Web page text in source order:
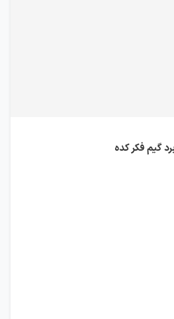
گیم فکر کده